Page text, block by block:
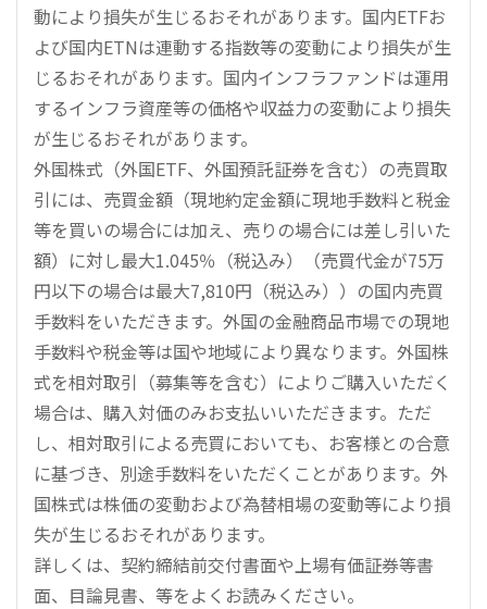
動により損失が生じるおそれがあります。国内ETFお
よび国内ETNは連動する指数等の変動により損失が生
じるおそれがあります。国内インフラファンドは運用
するインフラ資産等の価格や収益力の変動により損失
が生じるおそれがあります。
外国株式（外国ETF、外国預託証券を含む）の売買取
引には、売買金額（現地約定金額に現地手数料と税金
等を買いの場合には加え、売りの場合には差し引いた
額）に対し最大1.045％（税込み）（売買代金が75万
円以下の場合は最大7,810円（税込み））の国内売買
手数料をいただきます。外国の金融商品市場での現地
手数料や税金等は国や地域により異なります。外国株
式を相対取引（募集等を含む）によりご購入いただく
場合は、購入対価のみお支払いいただきます。ただ
し、相対取引による売買においても、お客様との合意
に基づき、別途手数料をいただくことがあります。外
国株式は株価の変動および為替相場の変動等により損
失が生じるおそれがあります。
詳しくは、契約締結前交付書面や上場有価証券等書
面、目論見書、等をよくお読みください。